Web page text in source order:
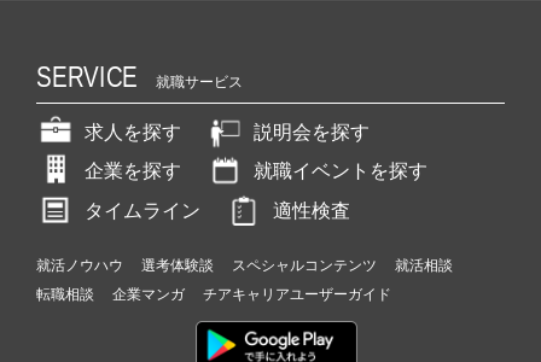
SERVICE 就職サービス
求人を探す
説明会を探す
企業を探す
就職イベントを探す
タイムライン
適性検査
就活ノウハウ 選考体験談 スペシャルコンテンツ
就活相談
転職相談
企業マンガ チアキャリアユーザーガイド